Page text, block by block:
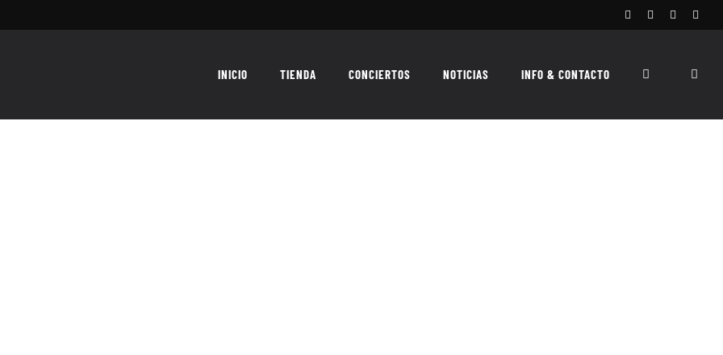
FacebookInstagram
INICIO TIENDA CONCIERTOS NOTICIAS INFO & CONTACTO